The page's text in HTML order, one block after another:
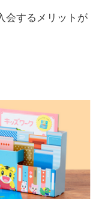
会するメリットが